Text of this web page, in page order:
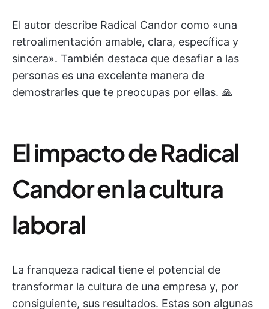
El autor describe Radical Candor como «una
retroalimentación amable, clara, específica y
sincera». También destaca que desafiar a las
personas es una excelente manera de
demostrarles que te preocupas por ellas. 🙏
El impacto de Radical
Candor en la cultura
laboral
La franqueza radical tiene el potencial de
transformar la cultura de una empresa y, por
consiguiente, sus resultados. Estas son algunas